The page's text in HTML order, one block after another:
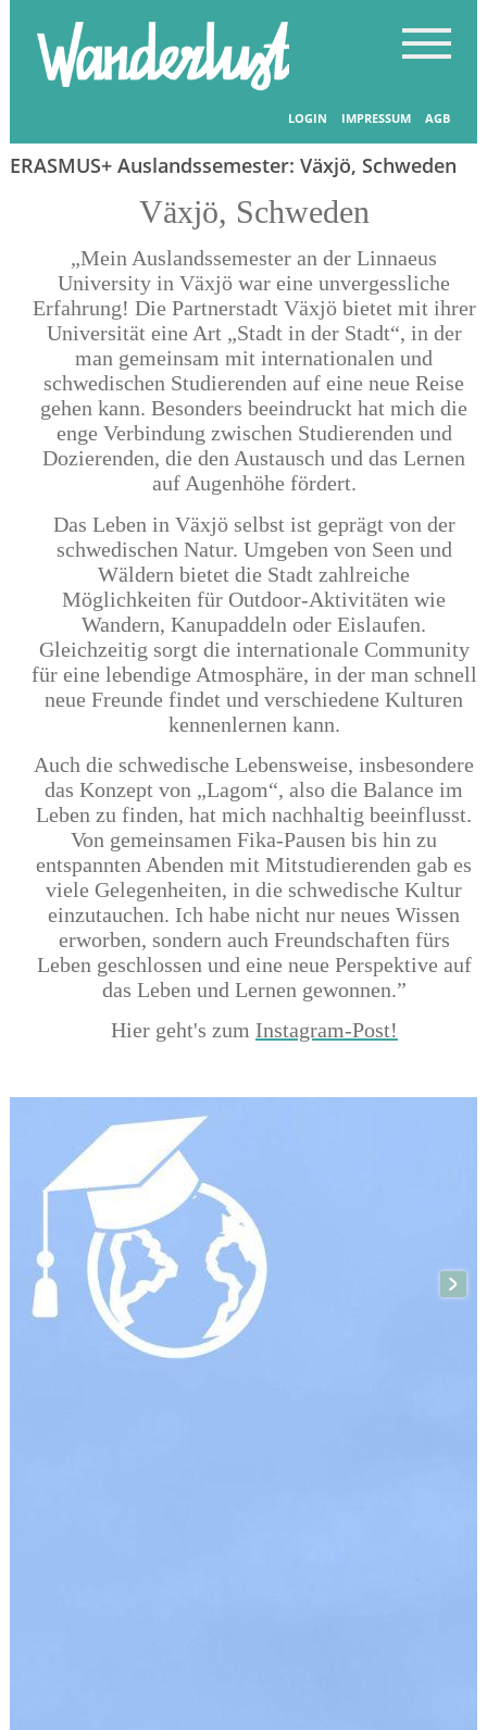
LOGIN IMPRESSUM AGB
Startseite - Länder entdecken
ERASMUS+ Auslandssemester: Växjö, Schweden
Växjö, Schweden
„Mein Auslandssemester an der Linnaeus
University in Växjö war eine unvergessliche
Erfahrung! Die Partnerstadt Växjö bietet mit ihrer
Universität eine Art „Stadt in der Stadt“, in der
man gemeinsam mit internationalen und
schwedischen Studierenden auf eine neue Reise
gehen kann. Besonders beeindruckt hat mich die
enge Verbindung zwischen Studierenden und
Dozierenden, die den Austausch und das Lernen
auf Augenhöhe fördert.
Das Leben in Växjö selbst ist geprägt von der
schwedischen Natur. Umgeben von Seen und
Wäldern bietet die Stadt zahlreiche
Möglichkeiten für Outdoor-Aktivitäten wie
Wandern, Kanupaddeln oder Eislaufen.
Gleichzeitig sorgt die internationale Community
für eine lebendige Atmosphäre, in der man schnell
neue Freunde findet und verschiedene Kulturen
kennenlernen kann.
Auch die schwedische Lebensweise, insbesondere
das Konzept von „Lagom“, also die Balance im
Leben zu finden, hat mich nachhaltig beeinflusst.
Von gemeinsamen Fika-Pausen bis hin zu
entspannten Abenden mit Mitstudierenden gab es
viele Gelegenheiten, in die schwedische Kultur
einzutauchen. Ich habe nicht nur neues Wissen
erworben, sondern auch Freundschaften fürs
Leben geschlossen und eine neue Perspektive auf
das Leben und Lernen gewonnen.”
Hier geht's zum Instagram-Post!